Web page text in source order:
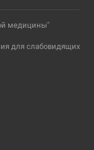
медицины"
для слабовидящих